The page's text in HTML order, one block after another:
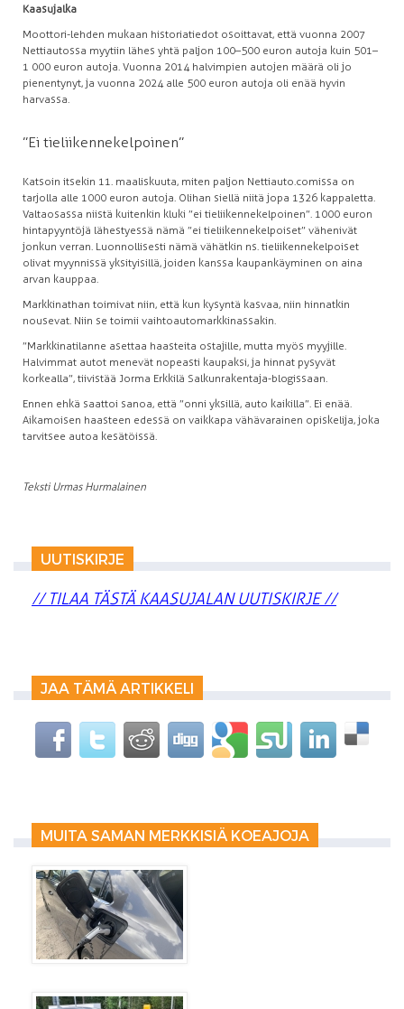
Kaasujalka
Moottori-lehden mukaan historiatiedot osoittavat, että vuonna 2007
Nettiautossa myytiin lähes yhtä paljon 100–500 euron autoja kuin 501–
1 000 euron autoja. Vuonna 2014 halvimpien autojen määrä oli jo
pienentynyt, ja vuonna 2024 alle 500 euron autoja oli enää hyvin
harvassa.
”Ei tieliikennekelpoinen”
Katsoin itsekin 11. maaliskuuta, miten paljon Nettiauto.comissa on
tarjolla alle 1000 euron autoja. Olihan siellä niitä jopa 1326 kappaletta.
Valtaosassa niistä kuitenkin kluki ”ei tieliikennekelpoinen”. 1000 euron
hintapyyntöjä lähestyessä nämä ”ei tieliikennekelpoiset” vähenivät
jonkun verran. Luonnollisesti nämä vähätkin ns. tieliikennekelpoiset
olivat myynnissä yksityisillä, joiden kanssa kaupankäyminen on aina
arvan kauppaa.
Markkinathan toimivat niin, että kun kysyntä kasvaa, niin hinnatkin
nousevat. Niin se toimii vaihtoautomarkkinassakin.
”Markkinatilanne asettaa haasteita ostajille, mutta myös myyjille.
Halvimmat autot menevät nopeasti kaupaksi, ja hinnat pysyvät
korkealla”, tiivistää Jorma Erkkilä Salkunrakentaja-blogissaan.
Ennen ehkä saattoi sanoa, että ”onni yksillä, auto kaikilla”. Ei enää.
Aikamoisen haasteen edessä on vaikkapa vähävarainen opiskelija, joka
tarvitsee autoa kesätöissä.
Teksti Urmas Hurmalainen
UUTISKIRJE
// TILAA TÄSTÄ KAASUJALAN UUTISKIRJE //
JAA TÄMÄ ARTIKKELI
MUITA SAMAN MERKKISIÄ KOEAJOJA